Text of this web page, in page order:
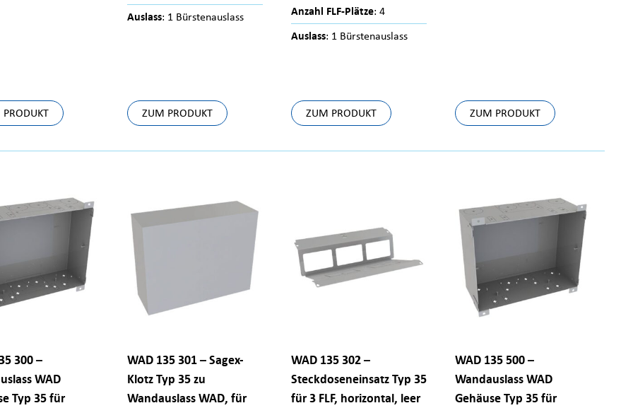
Auslass: 1 Bürstenauslass
ZUM PRODUKT
Anzahl FLF-Plätze: 4
Auslass: 1 Bürstenauslass
ZUM PRODUKT ZUM PRODUKT
300 –
WAD
Typ 35 für
WAD 135 301 – Sagex-
Klotz Typ 35 zu
Wandauslass WAD, für
WAD 135 302 –
Steckdoseneinsatz Typ 35
für 3 FLF, horizontal, leer
WAD 135 500 –
Wandauslass WAD
Gehäuse Typ 35 für